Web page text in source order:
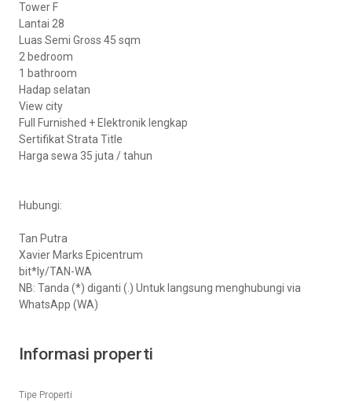
Tower F
Lantai 28
Luas Semi Gross 45 sqm
2 bedroom
1 bathroom
Hadap selatan
View city
Full Furnished + Elektronik lengkap
Sertifikat Strata Title
Harga sewa 35 juta / tahun
Hubungi:
Tan Putra
Xavier Marks Epicentrum
bit*ly/TAN-WA
NB: Tanda (*) diganti (.) Untuk langsung menghubungi via
WhatsApp (WA)
Informasi properti
Tipe Properti